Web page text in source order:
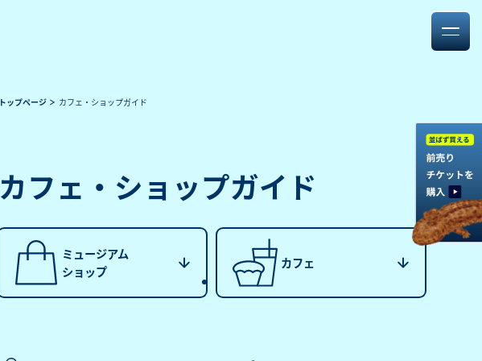
トップページ カフェ・ショップガイド
カフェ・ ショップガイド
ミュージアム
ショップ
カフェ